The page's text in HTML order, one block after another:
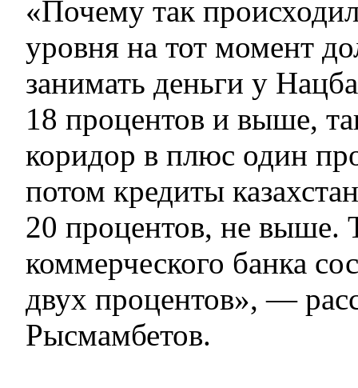
«Почему так
уровня на тот момент
занимать деньги у
18 процентов и выше,
коридор в плюс один
потом кредиты
20 процентов, не выше.
коммерческого банка
двух процентов», —
Рысмамбетов.